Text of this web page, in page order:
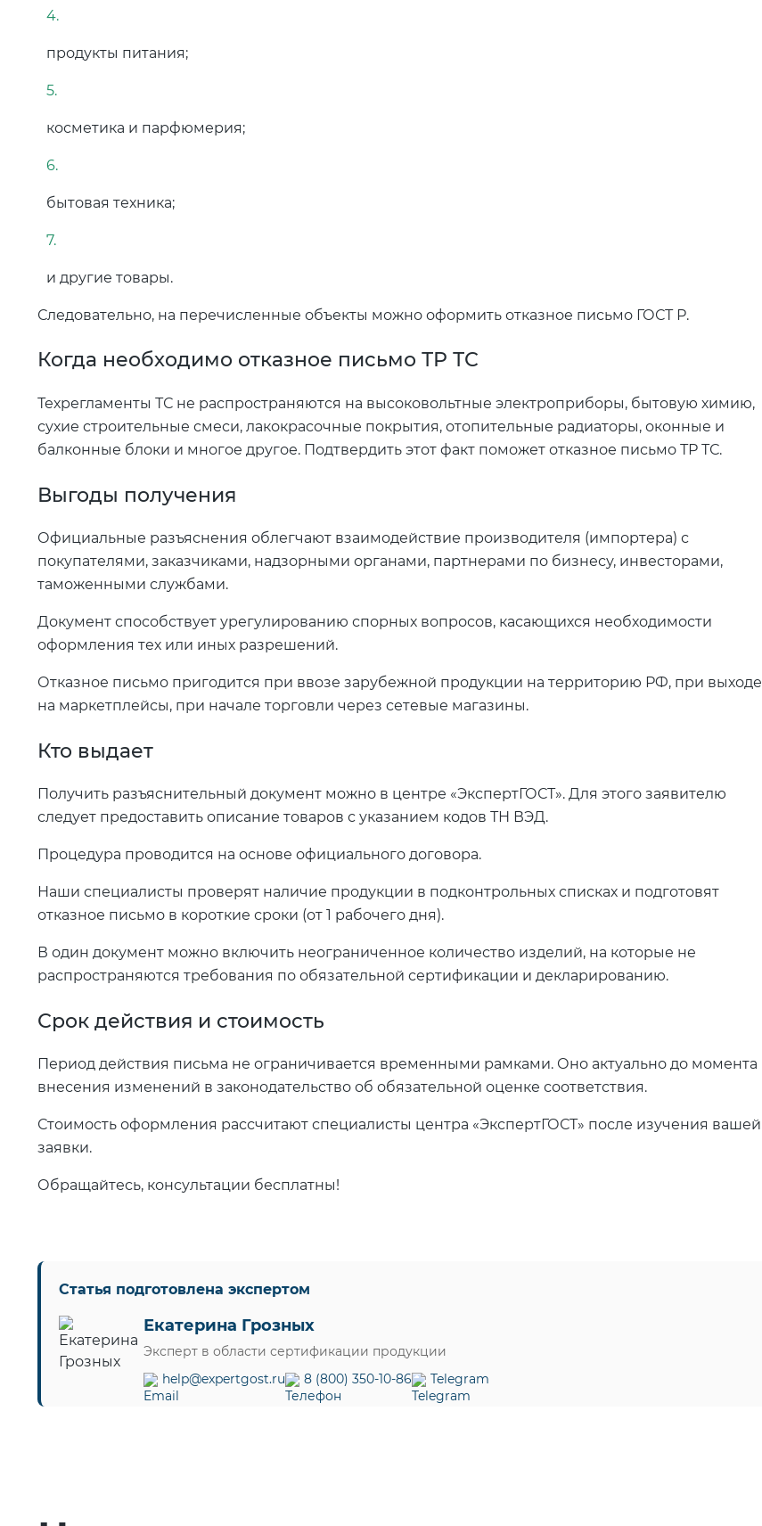
продукты питания;
косметика и парфюмерия;
бытовая техника;
и другие товары.
Следовательно, на перечисленные объекты можно оформить отказное письмо ГОСТ Р.
Когда необходимо отказное письмо ТР ТС
Техрегламенты ТС не распространяются на высоковольтные электроприборы, бытовую химию,
сухие строительные смеси, лакокрасочные покрытия, отопительные радиаторы, оконные и
балконные блоки и многое другое. Подтвердить этот факт поможет отказное письмо ТР ТС.
Выгоды получения
Официальные разъяснения облегчают взаимодействие производителя (импортера) с
покупателями, заказчиками, надзорными органами, партнерами по бизнесу, инвесторами,
таможенными службами.
Документ способствует урегулированию спорных вопросов, касающихся необходимости
оформления тех или иных разрешений.
Отказное письмо пригодится при ввозе зарубежной продукции на территорию РФ, при выходе
на маркетплейсы, при начале торговли через сетевые магазины.
Кто выдает
Получить разъяснительный документ можно в центре «ЭкспертГОСТ». Для этого заявителю
следует предоставить описание товаров с указанием кодов ТН ВЭД.
Процедура проводится на основе официального договора.
Наши специалисты проверят наличие продукции в подконтрольных списках и подготовят
отказное письмо в короткие сроки (от 1 рабочего дня).
В один документ можно включить неограниченное количество изделий, на которые не
распространяются требования по обязательной сертификации и декларированию.
Срок действия и стоимость
Период действия письма не ограничивается временными рамками. Оно актуально до момента
внесения изменений в законодательство об обязательной оценке соответствия.
Стоимость оформления рассчитают специалисты центра «ЭкспертГОСТ» после изучения вашей
заявки.
Обращайтесь, консультации бесплатны!
Статья подготовлена экспертом
Екатерина Грозных
Эксперт в области сертификации продукции
help@expertgost.ru
8 (800) 350-10-86 Telegram